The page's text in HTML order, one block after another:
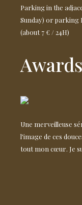
Parking in the
Sunday) or parking
(about 7 € / 24H)
Awards
Une merveilleuse
l'image de ces
tout mon cœur. Je